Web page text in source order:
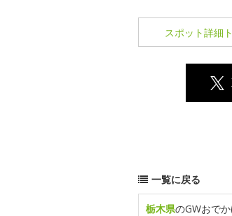
スポット詳細
一覧に戻る
栃木県のGWおで